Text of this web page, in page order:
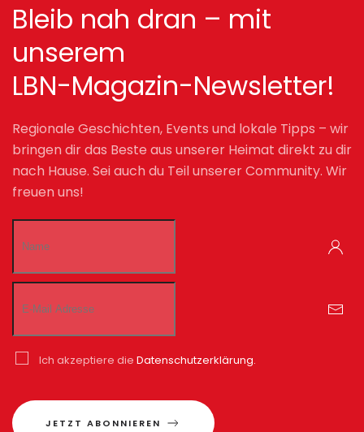
Bleib nah dran – mit
unserem
LBN-Magazin-Newsletter!
Regionale Geschichten, Events und lokale Tipps – wir
bringen dir das Beste aus unserer Heimat direkt zu dir
nach Hause. Sei auch du Teil unserer Community. Wir
freuen uns!
Ich akzeptiere die Datenschutzerklärung.
JETZT ABONNIEREN